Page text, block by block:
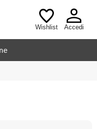
Wishlist Accedi